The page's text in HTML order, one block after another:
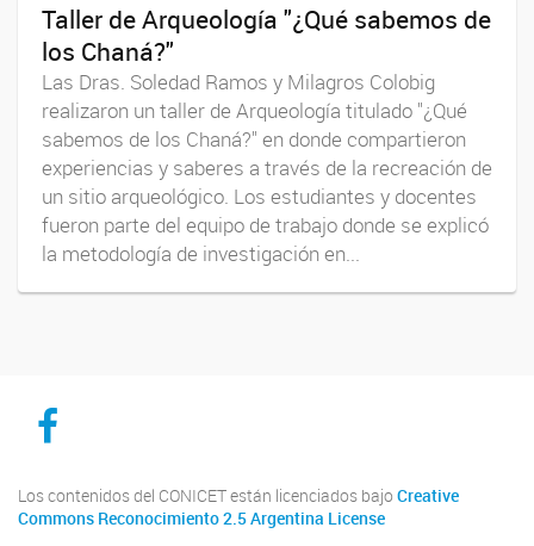
Taller de Arqueología "¿Qué sabemos de
los Chaná?"
Las Dras. Soledad Ramos y Milagros Colobig
realizaron un taller de Arqueología titulado "¿Qué
sabemos de los Chaná?" en donde compartieron
experiencias y saberes a través de la recreación de
un sitio arqueológico. Los estudiantes y docentes
fueron parte del equipo de trabajo donde se explicó
la metodología de investigación en...
CICYTTP en Facebook
Los contenidos del CONICET están licenciados bajo Creative
Commons Reconocimiento 2.5 Argentina License